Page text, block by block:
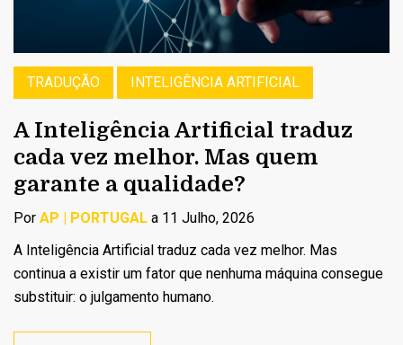
TRADUÇÃO INTELIGÊNCIA ARTIFICIAL
A Inteligência Artificial traduz
cada vez melhor. Mas quem
garante a qualidade?
Por AP | PORTUGAL a 11 Julho, 2026
A Inteligência Artificial traduz cada vez melhor. Mas
continua a existir um fator que nenhuma máquina consegue
substituir: o julgamento humano.